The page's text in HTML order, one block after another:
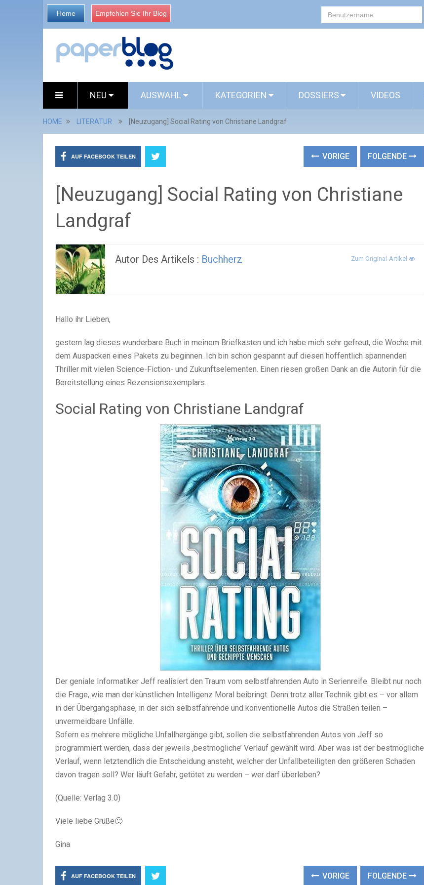
Home Empfehlen Sie Ihr Blog
NEU AUSWAHL KATEGORIEN DOSSIERS VIDEOS
HOME LITERATUR [Neuzugang] Social Rating von Christiane Landgraf
AUF FACEBOOK TEILEN VORIGE FOLGENDE
[Neuzugang] Social Rating von Christiane
Landgraf
Autor Des Artikels : Buchherz Zum Original-Artikel
Hallo ihr Lieben,
gestern lag dieses wunderbare Buch in meinem Briefkasten und ich habe mich sehr gefreut, die Woche mit
dem Auspacken eines Pakets zu beginnen. Ich bin schon gespannt auf diesen hoffentlich spannenden
Thriller mit vielen Science-Fiction- und Zukunftselementen. Einen riesen großen Dank an die Autorin für die
Bereitstellung eines Rezensionsexemplars.
Social Rating von Christiane Landgraf
Der geniale Informatiker Jeff realisiert den Traum vom selbstfahrenden Auto in Serienreife. Bleibt nur noch
die Frage, wie man der künstlichen Intelligenz Moral beibringt. Denn trotz aller Technik gibt es – vor allem
in der Übergangsphase, in der sich selbstfahrende und konventionelle Autos die Straßen teilen –
unvermeidbare Unfälle.
Sofern es mehrere mögliche Unfallhergänge gibt, sollen die selbstfahrenden Autos von Jeff so
programmiert werden, dass der jeweils ‚bestmögliche’ Verlauf gewählt wird. Aber was ist der bestmögliche
Verlauf, wenn letztendlich die Entscheidung ansteht, welcher der Unfallbeteiligten den größeren Schaden
davon tragen soll? Wer läuft Gefahr, getötet zu werden – wer darf überleben?
(Quelle: Verlag 3.0)
Viele liebe Grüße🙂
Gina
AUF FACEBOOK TEILEN VORIGE FOLGENDE